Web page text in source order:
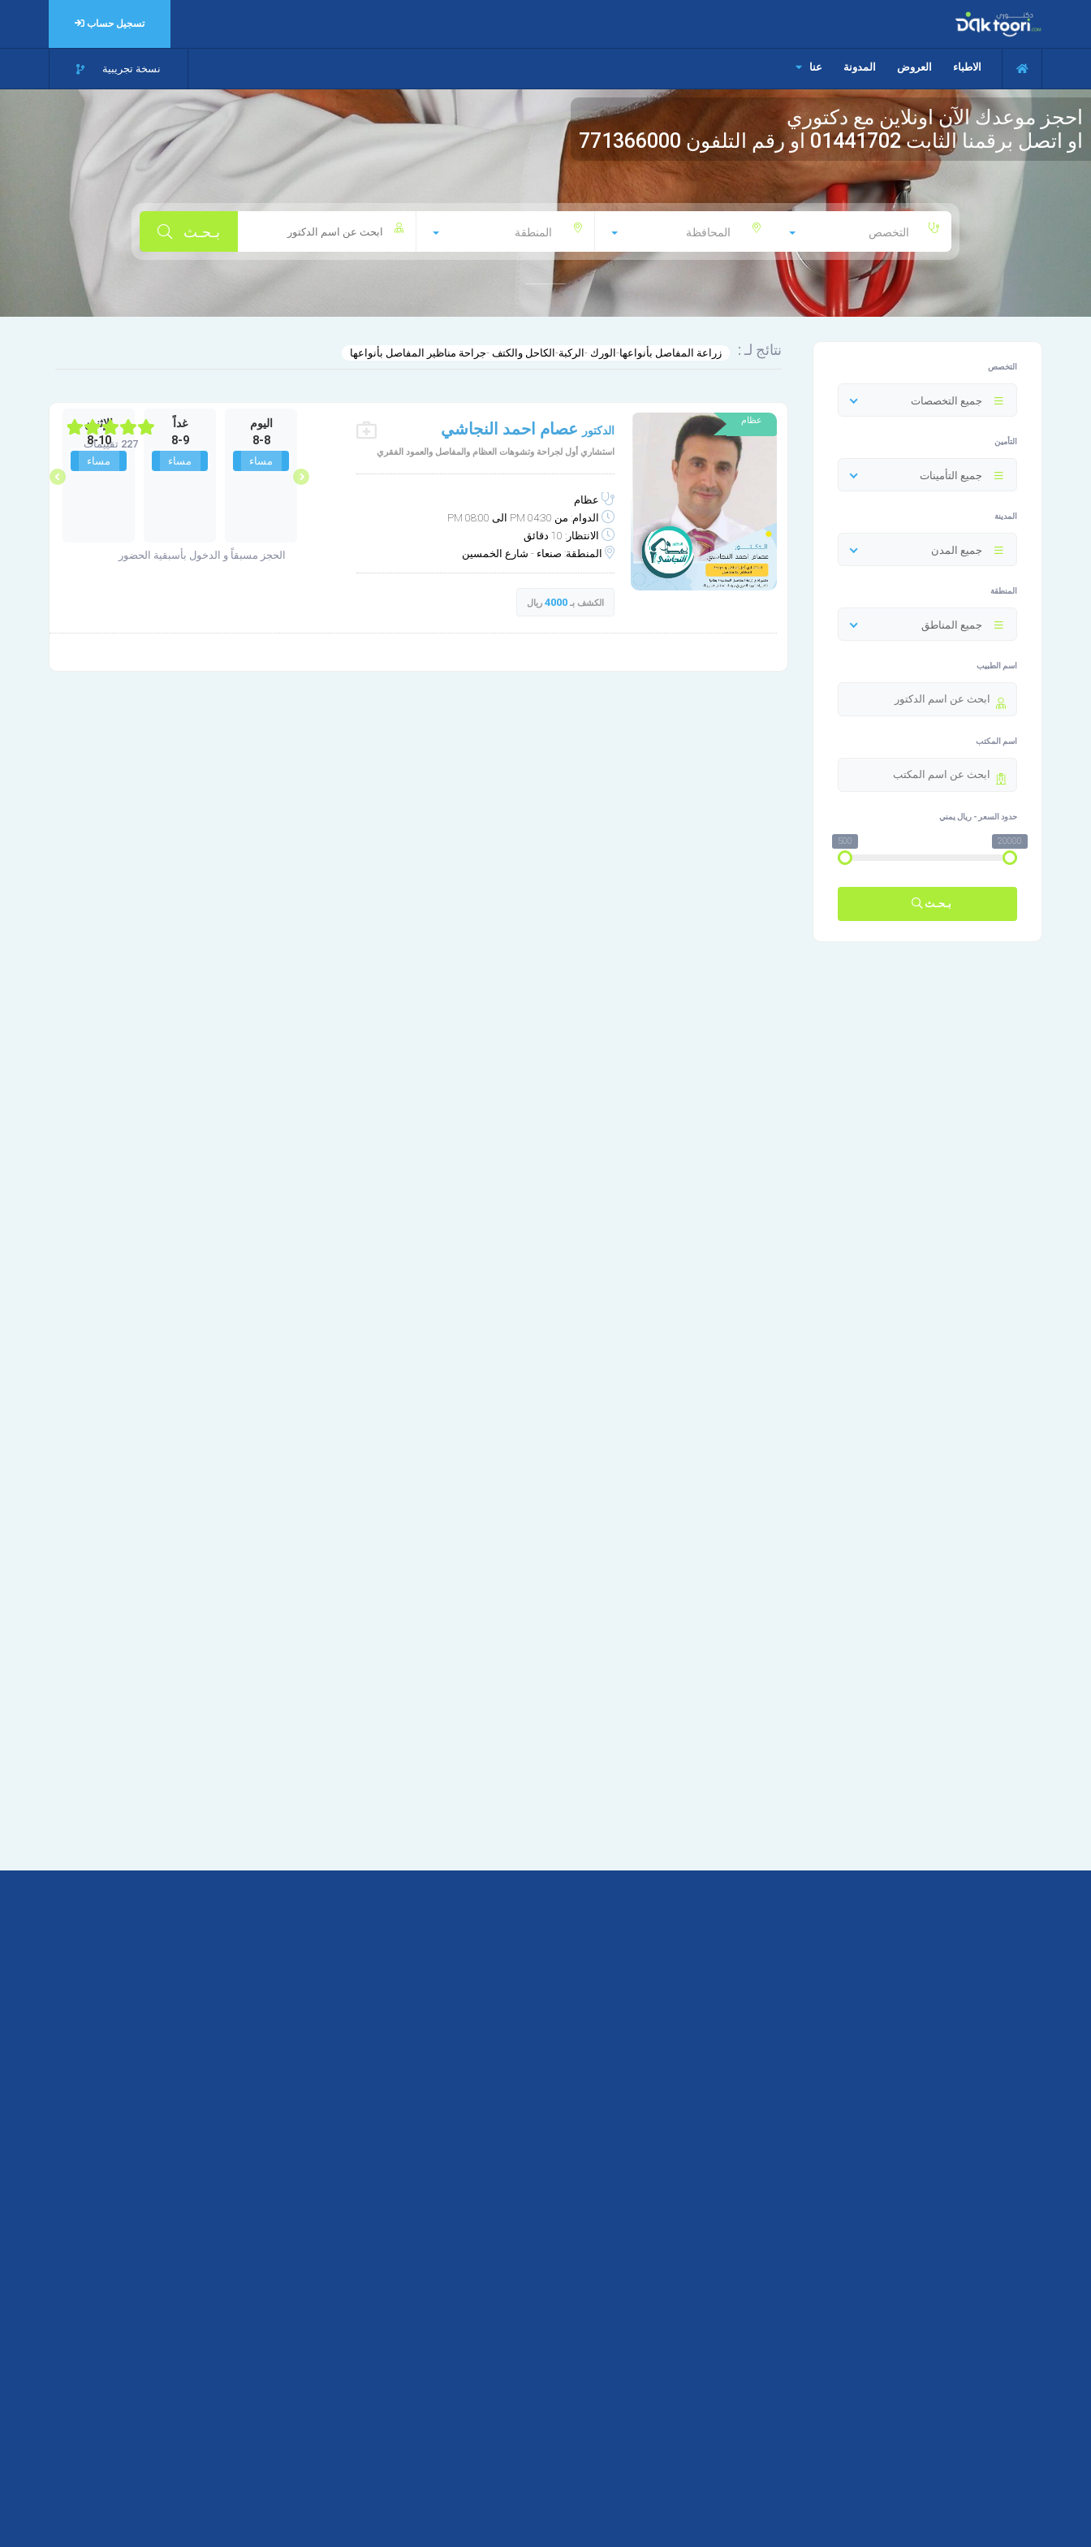
تسجيل حساب
نسخة تجريبية الاطباء العروض المدونة عنا
التخصص المحافظة المنطقة بـحـث
احجز موعدك الآن اونلاين مع دكتوري
771366000
او اتصل برقمنا الثابت01441702 او رقم التلفون
التخصص
جميع التخصصات
التأمين
جميع التأمينات
المدينة
جميع المدن
المنطقة
جميع المناطق
اسم الطبيب
اسم المكتب
حدود السعر - ريال يمني
500 20000
بـحـث
نتائج لـ : زراعة المفاصل بأنواعها-الورك -الركبة-الكاحل والكتف -جراحة مناظير المفاصل بأنواعها
عظام
الدكتور عصام احمد النجاشي
استشاري أول لجراحة وتشوهات العظام والمفاصل والعمود الفقري
عظام
الدوام: من 04:30 PM الى 08:00 PM
الانتظار: 10 دقائق
المنطقة: صنعاء - شارع الخمسين
الكشف بـ 4000ريال
الأربعاء
مساء غير متوفر
الجمعة
اليوم
8-8
مساء
غداً
8-9
مساء
الإثنين
8-10
مساء
الحجز مسبقاً و الدخول بأسبقية الحضور
227 تقييمات